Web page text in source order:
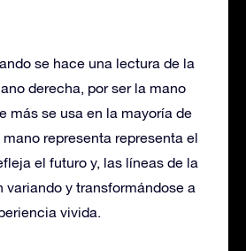
se hace una lectura de la
derecha, por ser la mano
más se usa en la mayoría de
representa representa el
el futuro y, las líneas de la
variando y transformándose a
vivida.